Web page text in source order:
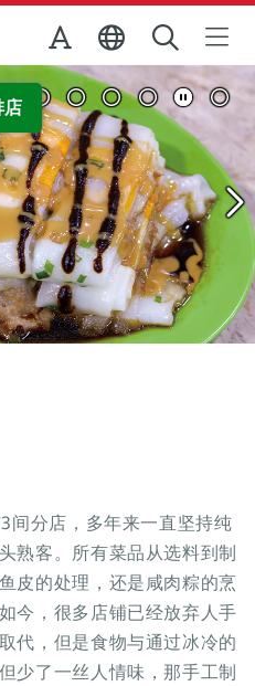
查看原图
间分店，多年来一直坚持纯
熟客。所有菜品从选料到制
皮的处理，还是咸肉粽的烹
今，很多店铺已经放弃人手
代，但是食物与通过冰冷的
少了一丝人情味，那手工制